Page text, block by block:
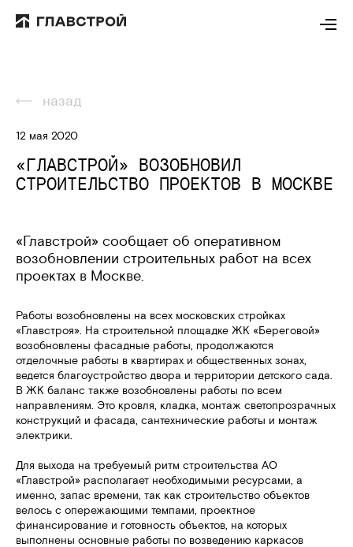
назад
12 мая 2020
«ГЛАВСТРОЙ» ВОЗОБНОВИЛ
СТРОИТЕЛЬСТВО ПРОЕКТОВ В МОСКВЕ
«Главстрой» сообщает об оперативном
возобновлении строительных работ на всех
проектах в Москве.
Работы возобновлены на всех московских стройках
«Главстроя». На строительной площадке ЖК «Береговой»
возобновлены фасадные работы, продолжаются
отделочные работы в квартирах и общественных зонах,
ведется благоустройство двора и территории детского сада.
В ЖК баланс также возобновлены работы по всем
направлениям. Это кровля, кладка, монтаж светопрозрачных
конструкций и фасада, сантехнические работы и монтаж
электрики.
Для выхода на требуемый ритм строительства АО
«Главстрой» располагает необходимыми ресурсами, а
именно, запас времени, так как строительство объектов
велось с опережающими темпами, проектное
финансирование и готовность объектов, на которых
выполнены основные работы по возведению каркасов